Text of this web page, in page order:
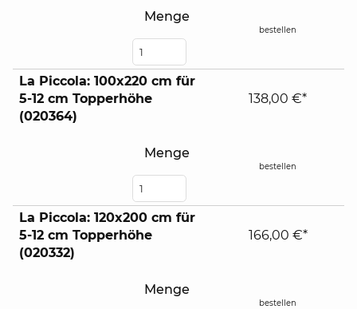
Menge
bestellen
La Piccola: 100x220 cm für
5-12 cm Topperhöhe
(020364)
Menge
138,00 €*
bestellen
La Piccola: 120x200 cm für
5-12 cm Topperhöhe
(020332)
Menge
166,00 €*
bestellen